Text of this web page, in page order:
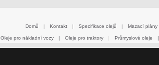
Domů | Kontakt | Specifikace olejů | Mazací plány
Oleje pro nákladní vozy | Oleje pro traktory | Průmyslové oleje |